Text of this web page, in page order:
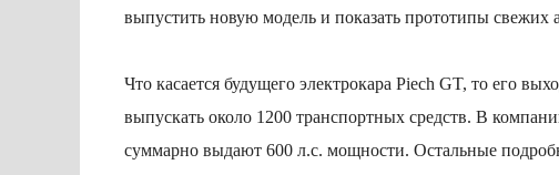
выпустить новую модель и показать прототипы свежих
Что касается будущего электрокара Piech GT, то его
выпускать около 1200 транспортных средств. В
суммарно выдают 600 л.с. мощности. Остальные